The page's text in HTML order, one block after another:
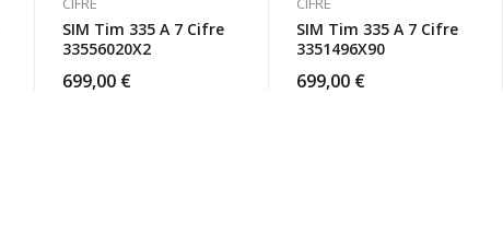
SIM Tim 335 A 7 Cifre
33556020X2
699,00 €
SIM Tim 335 A 7 Cifre
3351496X90
699,00 €